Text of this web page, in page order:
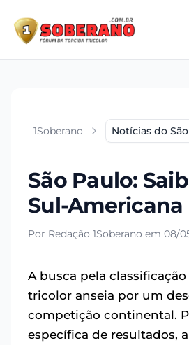
1Soberano Notícias do
São Paulo:
Sul-Americana
Por Redação 1Soberano em 08/
A busca pela
tricolor anseia por um
competição continental.
específica de resultados,